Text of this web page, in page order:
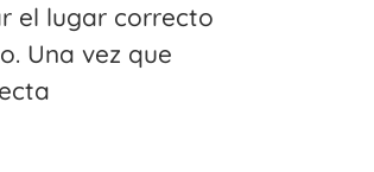
el lugar correcto
Una vez que